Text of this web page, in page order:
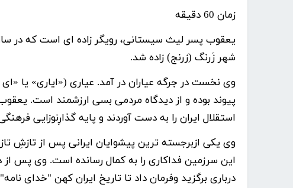
زمان 60 دقیقه
یعقوب پسر لیث سیستانی، رویگر زاده ای است که در
شهر زَرنگ (زرنج) زاده شد.
وی نخست در جرگه عیاران در آمد. عیاری («ایاری» یا
پیوند بوده و از دیدگاه مردمی بسی ارزشمند است. یعقوب
استقلال ایران را به دست آوردند و پایه گذارِنوزایی
وی یکی ازبرجسته ترین پیشوایان ایرانی پس از تازشِ
این سرزمین فداکاری را به کمال رسانده است. وی پس از
درباری برگزید وفرمان داد تا تاریخ ایران کهن "خدای